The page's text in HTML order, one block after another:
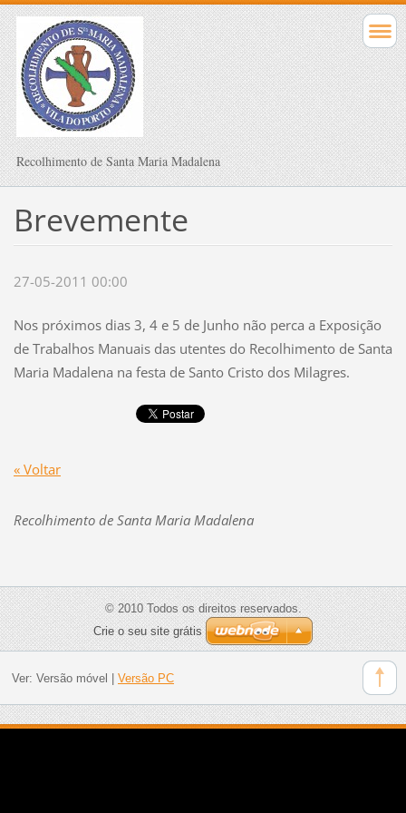
Recolhimento de Santa Maria Madalena
Brevemente
27-05-2011 00:00
Nos próximos dias 3, 4 e 5 de Junho não perca a Exposição
de Trabalhos Manuais das utentes do Recolhimento de Santa
Maria Madalena na festa de Santo Cristo dos Milagres.
« Voltar
Recolhimento de Santa Maria Madalena
© 2010 Todos os direitos reservados.
Crie o seu site grátis
Ver: Versão móvel Versão PC